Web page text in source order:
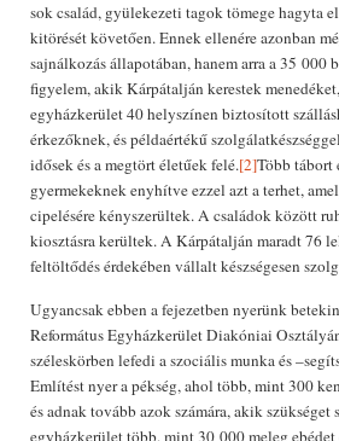
sok család, gyülekezeti tagok tömege hagyta
kitörését követően. Ennek ellenére azonban
sajnálkozás állapotában, hanem arra a 35 000
figyelem, akik Kárpátalján kerestek
egyházkerület 40 helyszínen biztosított
érkezőknek, és példaértékű
idősek és a megtört életűek felé.[2]Több tábort
gyermekeknek enyhítve ezzel azt a terhet,
cipelésére kényszerültek. A családok között
kiosztásra kerültek. A Kárpátalján maradt 76
feltöltődés érdekében vállalt készségesen
Ugyancsak ebben a fejezetben nyerünk
Református Egyházkerület Diakóniai
széleskörben lefedi a szociális munka és
Említést nyer a pékség, ahol több, mint 300
és adnak tovább azok számára, akik
egyházkerület több, mint 30 000 meleg ebédet